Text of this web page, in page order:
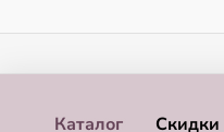
Каталог Скидки